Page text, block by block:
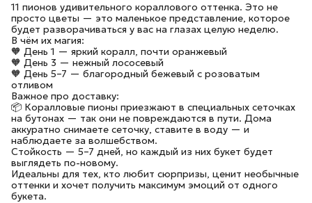
11 пионов удивительного кораллового оттенка. Это не
просто цветы — это маленькое представление, которое
будет разворачиваться у вас на глазах целую неделю.
В чём их магия:
🧡 День 1 — яркий коралл, почти оранжевый
🧡 День 3 — нежный лососевый
🧡 День 5–7 — благородный бежевый с розоватым
отливом
Важное про доставку:
📦 Коралловые пионы приезжают в специальных сеточках
на бутонах — так они не повреждаются в пути. Дома
аккуратно снимаете сеточку, ставите в воду — и
наблюдаете за волшебством.
Стойкость — 5–7 дней, но каждый из них букет будет
выглядеть по-новому.
Идеальны для тех, кто любит сюрпризы, ценит необычные
оттенки и хочет получить максимум эмоций от одного
букета.